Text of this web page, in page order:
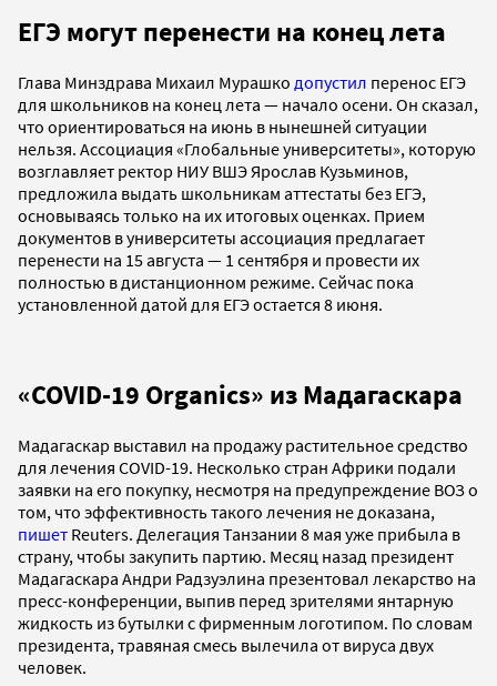
ЕГЭ могут перенести на конец лета
Глава Минздрава Михаил Мурашко допустил перенос ЕГЭ
для школьников на конец лета — начало осени. Он сказал,
что ориентироваться на июнь в нынешней ситуации
нельзя. Ассоциация «Глобальные университеты», которую
возглавляет ректор НИУ ВШЭ Ярослав Кузьминов,
предложила выдать школьникам аттестаты без ЕГЭ,
основываясь только на их итоговых оценках. Прием
документов в университеты ассоциация предлагает
перенести на 15 августа — 1 сентября и провести их
полностью в дистанционном режиме. Сейчас пока
установленной датой для ЕГЭ остается 8 июня.
«COVID-19 Organics» из Мадагаскара
Мадагаскар выставил на продажу растительное средство
для лечения COVID-19. Несколько стран Африки подали
заявки на его покупку, несмотря на предупреждение ВОЗ о
том, что эффективность такого лечения не доказана,
пишет Reuters. Делегация Танзании 8 мая уже прибыла в
страну, чтобы закупить партию. Месяц назад президент
Мадагаскара Андри Радзуэлина презентовал лекарство на
пресс-конференции, выпив перед зрителями янтарную
жидкость из бутылки с фирменным логотипом. По словам
президента, травяная смесь вылечила от вируса двух
человек.